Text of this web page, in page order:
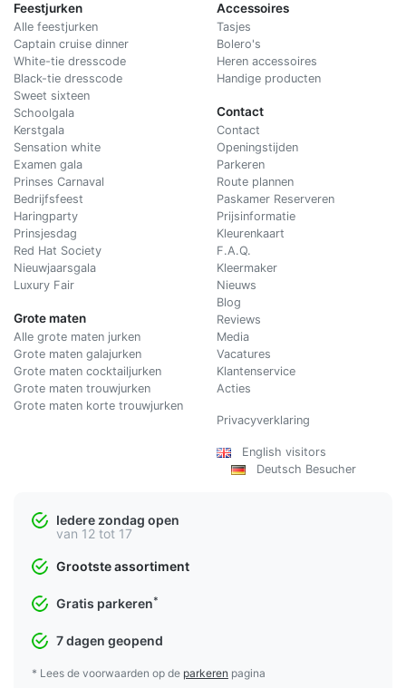
Feestjurken
Alle feestjurken
Captain cruise dinner
White-tie dresscode
Black-tie dresscode
Sweet sixteen
Schoolgala
Kerstgala
Sensation white
Examen gala
Prinses Carnaval
Bedrijfsfeest
Haringparty
Prinsjesdag
Red Hat Society
Nieuwjaarsgala
Luxury Fair
Grote maten
Alle grote maten jurken
Grote maten galajurken
Grote maten cocktailjurken
Grote maten trouwjurken
Grote maten korte trouwjurken
Accessoires
Tasjes
Bolero's
Heren accessoires
Handige producten
Contact
Contact
Openingstijden
Parkeren
Route plannen
Paskamer Reserveren
Prijsinformatie
Kleurenkaart
F.A.Q.
Kleermaker
Nieuws
Blog
Reviews
Media
Vacatures
Klantenservice
Acties
Privacyverklaring
English visitors
Deutsch Besucher
Iedere zondag open
van 12 tot 17
Grootste assortiment
Gratis parkeren*
7 dagen geopend
* Lees de voorwaarden op de parkeren pagina